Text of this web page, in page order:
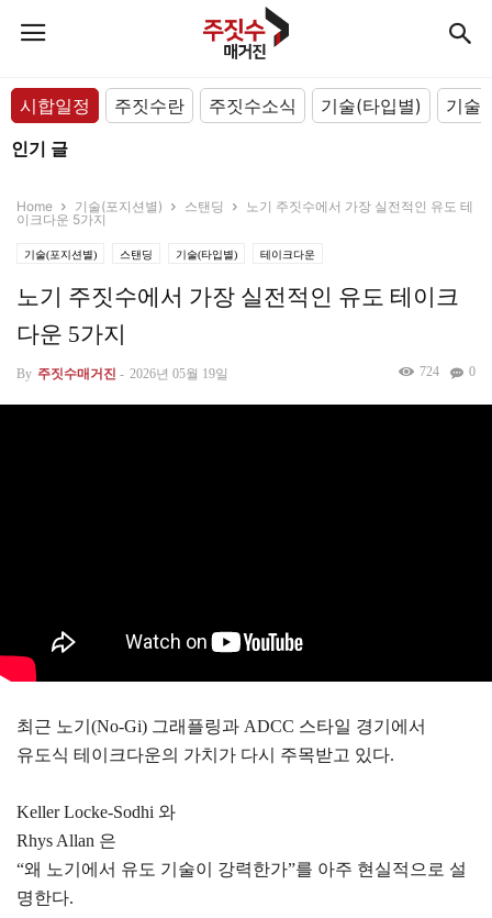
시합일정 주짓수란 주짓수소식 기술(타입별)
기술
인기 글
Home 기술(포지션별) 스탠딩
노기 주짓수에서 가장 실전적인 유도 테
이크다운 5가지
기술(포지션별) 스탠딩 기술(타입별) 테이크다운
노기 주짓수에서 가장 실전적인 유도 테이크
다운 5가지
By 주짓수매거진 - 2026년 05월 19일 0
724
최근 노기(No-Gi) 그래플링과 ADCC 스타일 경기에서
유도식 테이크다운의 가치가 다시 주목받고 있다.
Keller Locke-Sodhi 와
Rhys Allan 은
“왜 노기에서 유도 기술이 강력한가”를 아주 현실적으로 설
명한다.